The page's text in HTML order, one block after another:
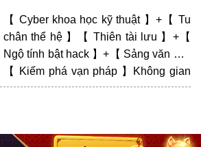
【 Cyber khoa học kỹ thuật 】+【 Tu
chân thể hệ 】【 Thiên tài lưu 】+【
Ngộ tính bật hack 】+【 Sảng văn 】+
【 Kiếm phá vạn pháp 】Không gian
chồng chất chứa đựng giới, mạch
cốt, Linh…